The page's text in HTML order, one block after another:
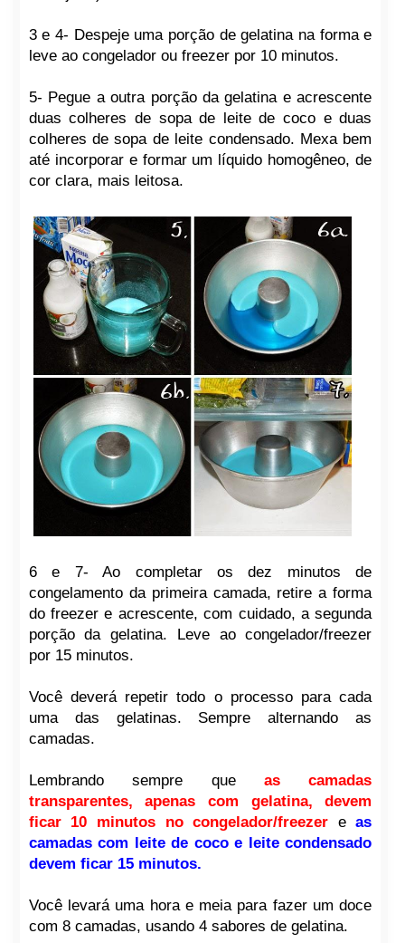
3 e 4- Despeje uma porção de gelatina na forma e
leve ao congelador ou freezer por 10 minutos.
5- Pegue a outra porção da gelatina e acrescente
duas colheres de sopa de leite de coco e duas
colheres de sopa de leite condensado. Mexa bem
até incorporar e formar um líquido homogêneo, de
cor clara, mais leitosa.
6 e 7- Ao completar os dez minutos de
congelamento da primeira camada, retire a forma
do freezer e acrescente, com cuidado, a segunda
porção da gelatina. Leve ao congelador/freezer
por 15 minutos.
Você deverá repetir todo o processo para cada
uma das gelatinas. Sempre alternando as
camadas.
Lembrando sempre que as camadas
transparentes, apenas com gelatina, devem
ficar 10 minutos no congelador/freezer eas
camadas com leite de coco e leite condensado
devem ficar 15 minutos.
Você levará uma hora e meia para fazer um doce
com 8 camadas, usando 4 sabores de gelatina.